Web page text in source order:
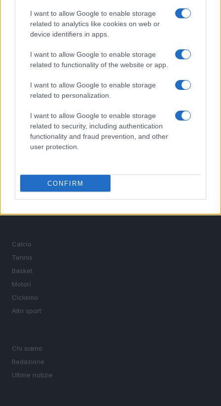
I want to allow Google to enable storage
related to analytics like cookies on web or
device identifiers in apps.
I want to allow Google to enable storage
related to functionality of the website or app.
I want to allow Google to enable storage
related to personalization.
I want to allow Google to enable storage
related to security, including authentication
functionality and fraud prevention, and other
user protection.
CONFIRM
Muniain brilla in maglia blu e granata.
Il Córdoba ha ottenuto il II Trofeo Puertas dopo aver
Sportmagazine: notizie, approfondimenti e classifiche su
calcio, basket, tennis, ciclismo, motori, Formula 1,
interviste ai protagonisti e i risultati in tempo reale di tutte
le discipline che fanno emozionare gli appassionati di
sport.
Calcio
Tennis
Basket
Motori
Ciclismo
Altri sport
Chi siamo
Redazione
Ultime notizie